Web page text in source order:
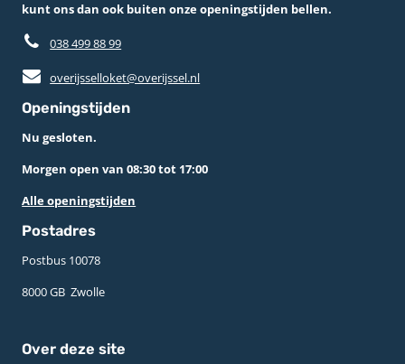
kunt ons dan ook buiten onze openingstijden bellen.
038 499 88 99
overijsselloket@overijssel.nl
Openingstijden
Nu gesloten.
Morgen open van 08:30 tot 17:00
Alle openingstijden
Postadres
Postbus 10078 ­
8000 GB ­ Zwolle
Over deze site